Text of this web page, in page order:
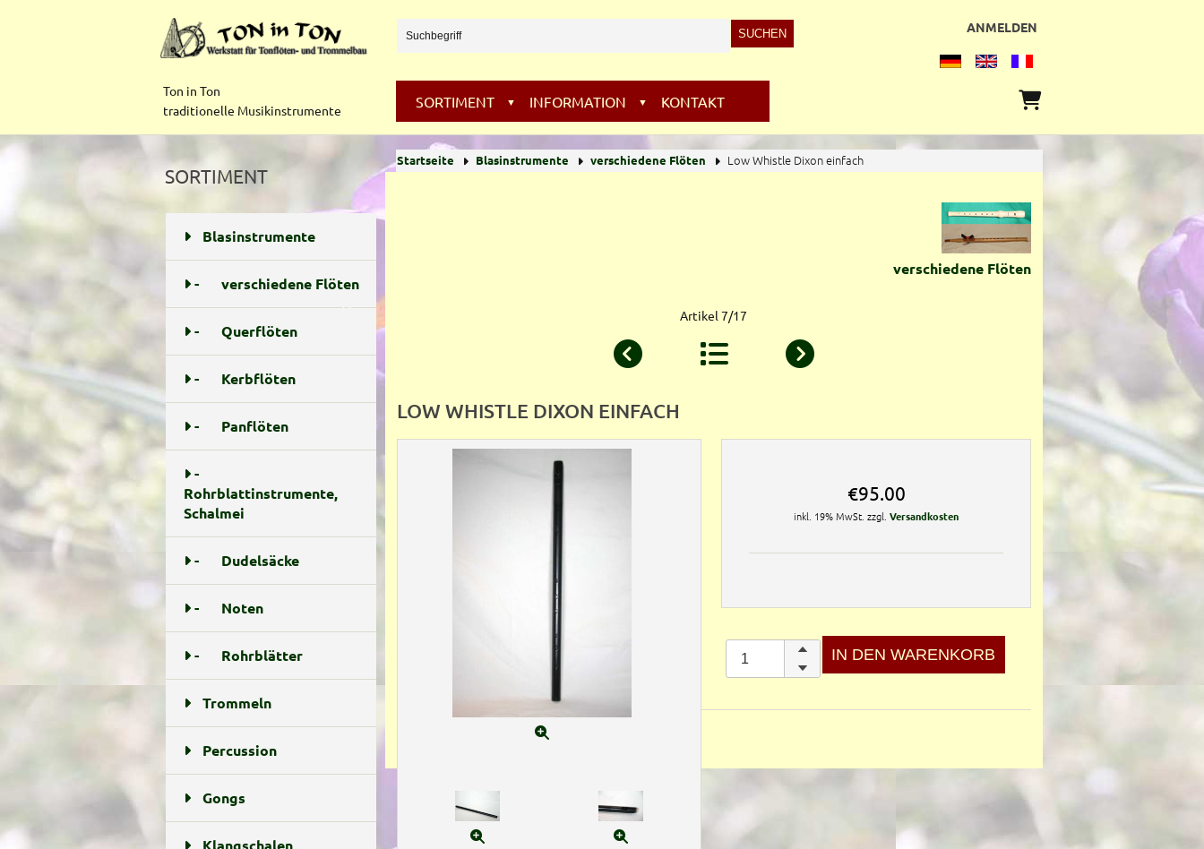
ANMELDEN
Ton in Ton
traditionelle Musikinstrumente
SORTIMENT ▼ INFORMATION ▼ KONTAKT
SORTIMENT
Blasinstrumente
-
verschiedene Flöten
17
-
Querflöten
- Kerbflöten
- Panflöten
-
Rohrblattinstrumente,
Schalmei
- Dudelsäcke
- Noten
- Rohrblätter
Trommeln
Percussion
Gongs
Klangschalen
Startseite Blasinstrumente verschiedene Flöten Low Whistle Dixon einfach
verschiedene Flöten
Artikel 7/17
LOW WHISTLE DIXON EINFACH
€95.00
inkl. 19% MwSt. zzgl.Versandkosten